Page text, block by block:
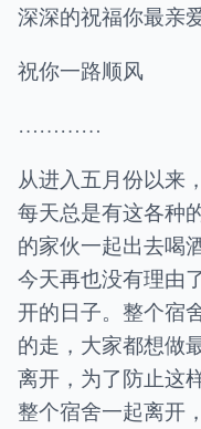
深深的祝福你最亲
祝你一路顺风
…………
从进入五月份以来
每天总是有这各种
的家伙一起出去喝
今天再也没有理由
开的日子。整个宿
的走，大家都想做
离开，为了防止这
整个宿舍一起离开